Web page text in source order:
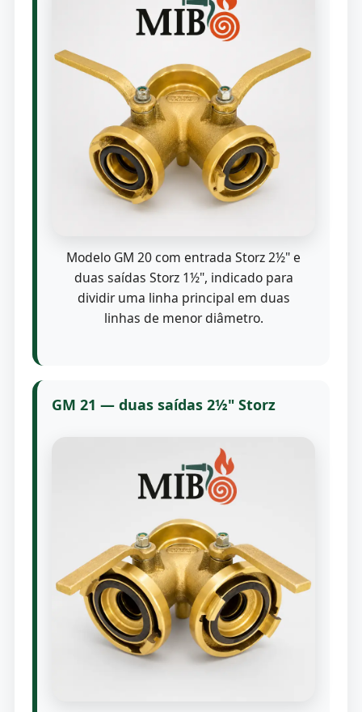
Modelo GM 20 com entrada Storz 2½" e
duas saídas Storz 1½", indicado para
dividir uma linha principal em duas
linhas de menor diâmetro.
GM 21 — duas saídas 2½" Storz